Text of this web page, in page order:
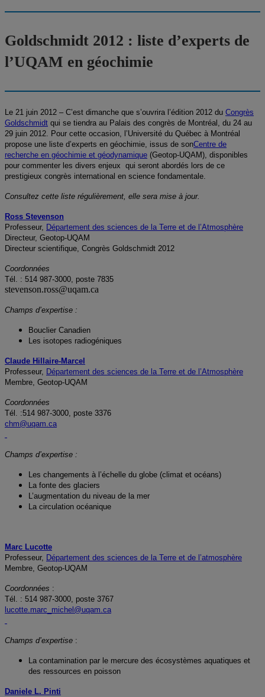
Goldschmidt 2012 : liste d’experts de
l’UQAM en géochimie
Le 21 juin 2012 – C’est dimanche que s’ouvrira l’édition 2012 du Congrès
Goldschmidt qui se tiendra au Palais des congrès de Montréal, du 24 au
29 juin 2012. Pour cette occasion, l’Université du Québec à Montréal
propose une liste d’experts en géochimie, issus de sonCentre de
recherche en géochimie et géodynamique (Geotop-UQAM), disponibles
pour commenter les divers enjeux qui seront abordés lors de ce
prestigieux congrès international en science fondamentale.
Consultez cette liste régulièrement, elle sera mise à jour.
Ross Stevenson
Professeur, Département des sciences de la Terre et de l’Atmosphère
Directeur, Geotop-UQAM
Directeur scientifique, Congrès Goldschmidt 2012
Coordonnées
Tél. : 514 987-3000, poste 7835
stevenson.ross@uqam.ca
Champs d’expertise :
Bouclier Canadien
Les isotopes radiogéniques
Claude Hillaire-Marcel
Professeur, Département des sciences de la Terre et de l’Atmosphère
Membre, Geotop-UQAM
Coordonnées
Tél. :514 987-3000, poste 3376
chm@uqam.ca
Champs d’expertise :
Les changements à l’échelle du globe (climat et océans)
La fonte des glaciers
L’augmentation du niveau de la mer
La circulation océanique
Marc Lucotte
Professeur, Département des sciences de la Terre et de l’atmosphère
Membre, Geotop-UQAM
Coordonnées :
Tél. : 514 987-3000, poste 3767
lucotte.marc_michel@uqam.ca
Champs d’expertise :
La contamination par le mercure des écosystèmes aquatiques et
des ressources en poisson
Daniele L. Pinti